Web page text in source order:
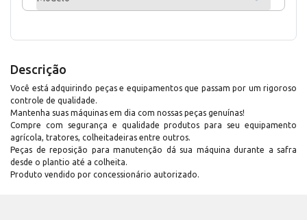
Descrição
Você está adquirindo peças e equipamentos que passam por um rigoroso
controle de qualidade.
Mantenha suas máquinas em dia com nossas peças genuínas!
Compre com segurança e qualidade produtos para seu equipamento
agrícola, tratores, colheitadeiras entre outros.
Peças de reposição para manutenção dá sua máquina durante a safra
desde o plantio até a colheita.
Produto vendido por concessionário autorizado.